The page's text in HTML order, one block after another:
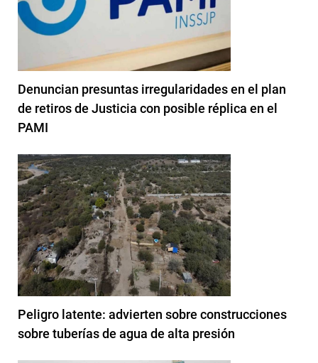
Denuncian presuntas irregularidades en el plan
de retiros de Justicia con posible réplica en el
PAMI
Peligro latente: advierten sobre construcciones
sobre tuberías de agua de alta presión